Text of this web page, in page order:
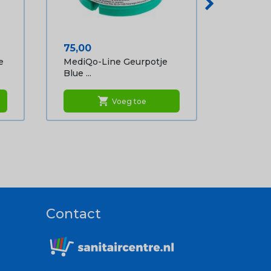
Prijs
75,00
MediQo-Line Geurpotje
Blue ...
shopping_cart Voeg toe
Contact